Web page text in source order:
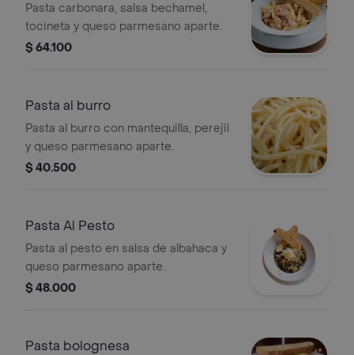
Pasta carbonara, salsa bechamel,
tocineta y queso parmesano aparte.
$ 64.100
Pasta al burro
Pasta al burro con mantequilla, perejil
y queso parmesano aparte.
$ 40.500
Pasta Al Pesto
Pasta al pesto en salsa de albahaca y
queso parmesano aparte.
$ 48.000
Pasta bolognesa